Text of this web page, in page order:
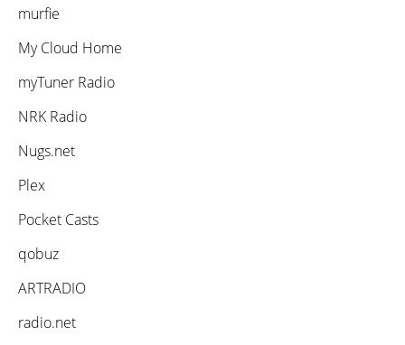
murfie
My Cloud Home
myTuner Radio
NRK Radio
Nugs.net
Plex
Pocket Casts
qobuz
ARTRADIO
radio.net